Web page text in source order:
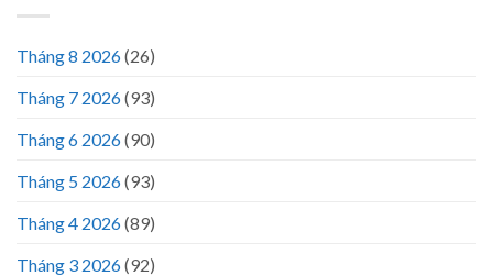
Tháng 8 2026(26)
Tháng 7 2026(93)
Tháng 6 2026(90)
Tháng 5 2026(93)
Tháng 4 2026(89)
Tháng 3 2026(92)